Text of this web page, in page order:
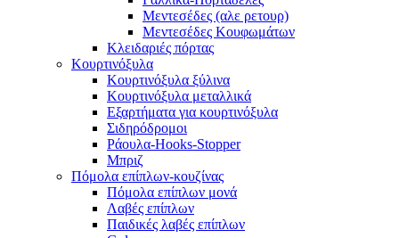
Μεντεσέδες (αλε ρετουρ)
Μεντεσέδες Κουφωμάτων
Κλειδαριές πόρτας
Κουρτινόξυλα
Κουρτινόξυλα ξύλινα
Κουρτινόξυλα μεταλλικά
Εξαρτήματα για κουρτινόξυλα
Σιδηρόδρομοι
Ράουλα-Hooks-Stopper
Μπριζ
Πόμολα επίπλων-κουζίνας
Πόμολα επίπλων μονά
Λαβές επίπλων
Παιδικές λαβές επίπλων